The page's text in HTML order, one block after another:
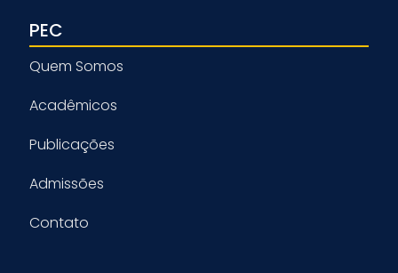
PEC
Quem Somos
Acadêmicos
Publicações
Admissões
Contato